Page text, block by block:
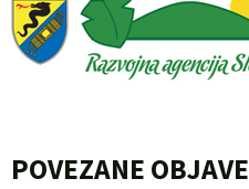
POVEZANE OBJAVE